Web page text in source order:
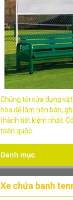
Chúng tôi sửa dụng
hòa để làm nên bàn,
thành tiết kiệm nhất.
toàn quốc .
Danh mục
Xe chứa banh